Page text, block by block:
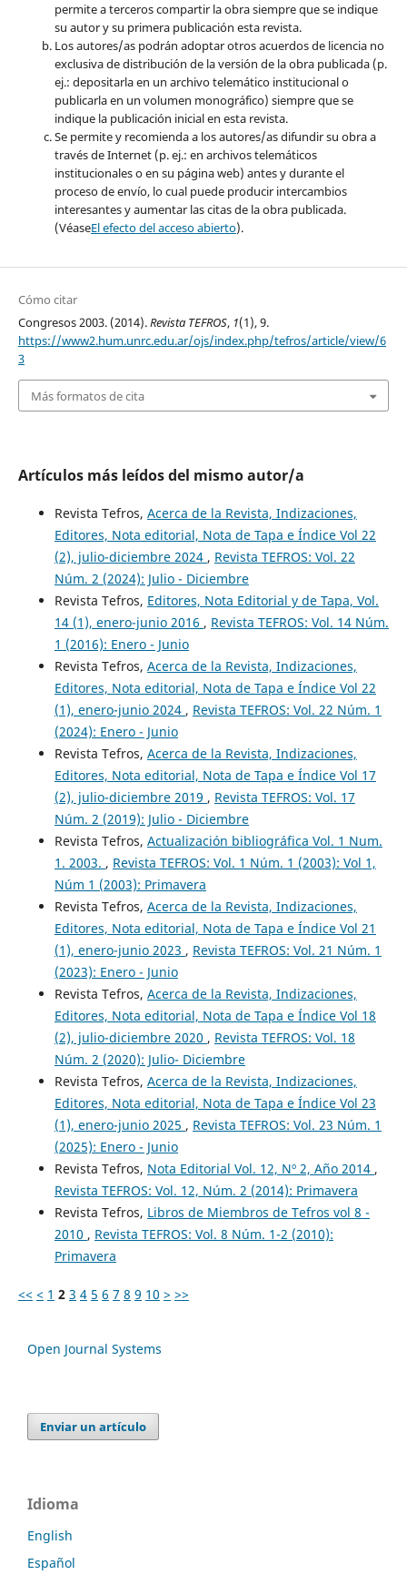
permite a terceros compartir la obra siempre que se indique
su autor y su primera publicación esta revista.
Los autores/as podrán adoptar otros acuerdos de licencia no
exclusiva de distribución de la versión de la obra publicada (p.
ej.: depositarla en un archivo telemático institucional o
publicarla en un volumen monográfico) siempre que se
indique la publicación inicial en esta revista.
Se permite y recomienda a los autores/as difundir su obra a
través de Internet (p. ej.: en archivos telemáticos
institucionales o en su página web) antes y durante el
proceso de envío, lo cual puede producir intercambios
interesantes y aumentar las citas de la obra publicada.
(VéaseEl efecto del acceso abierto).
Cómo citar
Congresos 2003. (2014).Revista TEFROS, 1(1), 9.
https://www2.hum.unrc.edu.ar/ojs/index.php/tefros/article/view/6
3
Más formatos de cita
Artículos más leídos del mismo autor/a
Revista Tefros, Acerca de la Revista, Indizaciones,
Editores, Nota editorial, Nota de Tapa e Índice Vol 22
(2), julio-diciembre 2024 , Revista TEFROS: Vol. 22
Núm. 2 (2024): Julio - Diciembre
Revista Tefros, Editores, Nota Editorial y de Tapa, Vol.
14 (1), enero-junio 2016 , Revista TEFROS: Vol. 14 Núm.
1 (2016): Enero - Junio
Revista Tefros, Acerca de la Revista, Indizaciones,
Editores, Nota editorial, Nota de Tapa e Índice Vol 22
(1), enero-junio 2024 , Revista TEFROS: Vol. 22 Núm. 1
(2024): Enero - Junio
Revista Tefros, Acerca de la Revista, Indizaciones,
Editores, Nota editorial, Nota de Tapa e Índice Vol 17
(2), julio-diciembre 2019 , Revista TEFROS: Vol. 17
Núm. 2 (2019): Julio - Diciembre
Revista Tefros, Actualización bibliográfica Vol. 1 Num.
1. 2003. , Revista TEFROS: Vol. 1 Núm. 1 (2003): Vol 1,
Núm 1 (2003): Primavera
Revista Tefros, Acerca de la Revista, Indizaciones,
Editores, Nota editorial, Nota de Tapa e Índice Vol 21
(1), enero-junio 2023 , Revista TEFROS: Vol. 21 Núm. 1
(2023): Enero - Junio
Revista Tefros, Acerca de la Revista, Indizaciones,
Editores, Nota editorial, Nota de Tapa e Índice Vol 18
(2), julio-diciembre 2020 , Revista TEFROS: Vol. 18
Núm. 2 (2020): Julio- Diciembre
Revista Tefros, Acerca de la Revista, Indizaciones,
Editores, Nota editorial, Nota de Tapa e Índice Vol 23
(1), enero-junio 2025 , Revista TEFROS: Vol. 23 Núm. 1
(2025): Enero - Junio
Revista Tefros, Nota Editorial Vol. 12, Nº 2, Año 2014 ,
Revista TEFROS: Vol. 12, Núm. 2 (2014): Primavera
Revista Tefros, Libros de Miembros de Tefros vol 8 -
2010 , Revista TEFROS: Vol. 8 Núm. 1-2 (2010):
Primavera
<< < 1 2 3 4 5 6 7 8 9 10 > >>
Open Journal Systems
Enviar un artículo
Idioma
English
Español